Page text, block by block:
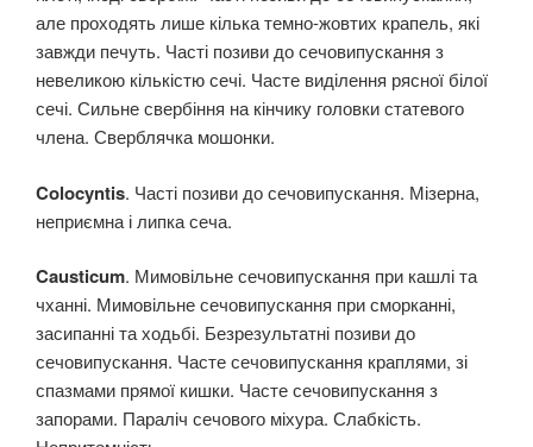
але проходять лише кілька темно-жовтих крапель, які
завжди печуть. Часті позиви до сечовипускання з
невеликою кількістю сечі. Часте виділення рясної білої
сечі. Сильне свербіння на кінчику головки статевого
члена. Сверблячка мошонки.
Colocyntis. Часті позиви до сечовипускання. Мізерна,
неприємна і липка сеча.
Causticum. Мимовільне сечовипускання при кашлі та
чханні. Мимовільне сечовипускання при сморканні,
засипанні та ходьбі. Безрезультатні позиви до
сечовипускання. Часте сечовипускання краплями, зі
спазмами прямої кишки. Часте сечовипускання з
запорами. Параліч сечового міхура. Слабкість.